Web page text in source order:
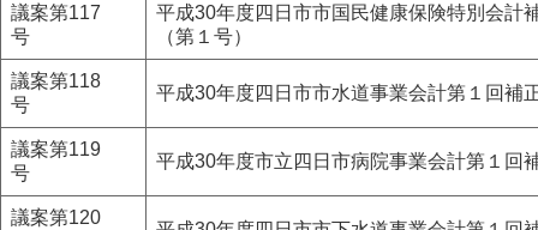
議案第117
号
平成30年度四日市市国民健康保険特別会計
（第１号）
議案第118
号
平成30年度四日市市水道事業会計第１回補
議案第119
号
平成30年度市立四日市病院事業会計第１回
議案第120